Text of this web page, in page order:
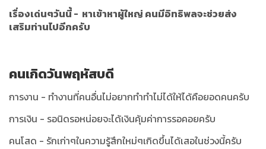
เรื่องเด่นๆวันนี้ - หาเข้าหาผู้ใหญ่ คนมีอิทธิพลจะช่วยส่ง
เสริมท่านไปอีกครับ
คนเกิดวันพฤหัสบดี
การงาน - ทำงานที่คนอื่นไม่อยากทำทำไม่ได้ให้ได้คือยอดคนครับ
การเงิน - รอนิดรอหน่อยจะได้เงินคุ้มค่าการรอคอยครับ
คนโสด - รักเก่าๆในความรู้สึกใหม่ๆเกิดขึ้นได้เสอในช่วงนี้ครับ